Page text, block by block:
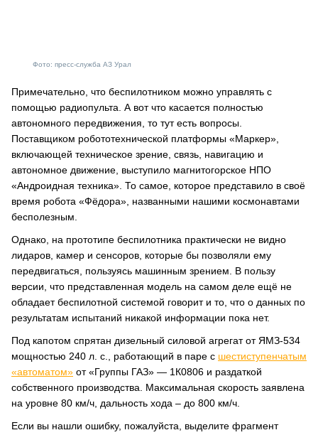
Фото: пресс-служба АЗ Урал
Примечательно, что беспилотником можно управлять с
помощью радиопульта. А вот что касается полностью
автономного передвижения, то тут есть вопросы.
Поставщиком робототехнической платформы «Маркер»,
включающей техническое зрение, связь, навигацию и
автономное движение, выступило магнитогорское НПО
«Андроидная техника». То самое, которое представило в своё
время робота «Фёдора», названными нашими космонавтами
бесполезным.
Однако, на прототипе беспилотника практически не видно
лидаров, камер и сенсоров, которые бы позволяли ему
передвигаться, пользуясь машинным зрением. В пользу
версии, что представленная модель на самом деле ещё не
обладает беспилотной системой говорит и то, что о данных по
результатам испытаний никакой информации пока нет.
Под капотом спрятан дизельный силовой агрегат от ЯМЗ-534
мощностью 240 л. с., работающий в паре с шестиступенчатым
«автоматом» от «Группы ГАЗ» — 1К0806 и раздаткой
собственного производства. Максимальная скорость заявлена
на уровне 80 км/ч, дальность хода – до 800 км/ч.
Если вы нашли ошибку, пожалуйста, выделите фрагмент